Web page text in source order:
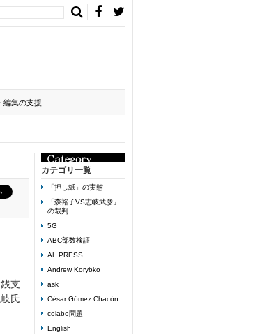
編集の支援
支
氏
カテゴリ一覧
「押し紙」の実態
「森裕子VS志岐武彦」
の裁判
5G
ABC部数検証
AL PRESS
Andrew Korybko
ask
César Gómez Chacón
colabo問題
English